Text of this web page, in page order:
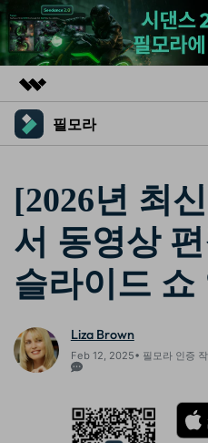
주요 제품
유틸리티
개요
솔루션
회사 소개
뉴스룸
도움말 센터
필모라
플랫폼
기능
AI
AI 기능 HOT
AI 꿀팁
영상 편집 자료실
동영상 편집하기
핫한 콘텐츠
필모라 정보
기타 콘텐츠
[2026년 최
서 동영상
슬라이드 쇼
Liza Brown
Feb 12, 2025• 필모라 인증